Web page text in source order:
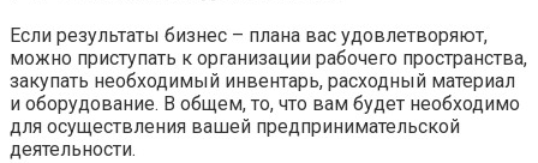
Если результаты бизнес – плана вас удовлетворяют,
можно приступать к организации рабочего пространства,
закупать необходимый инвентарь, расходный материал
и оборудование. В общем, то, что вам будет необходимо
для осуществления вашей предпринимательской
деятельности.